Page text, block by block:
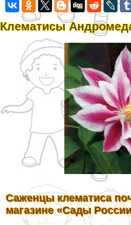
Клематисы
Саженцы клематиса
магазине «Сады